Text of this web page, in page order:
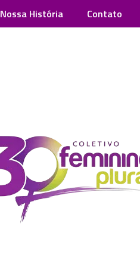
Nossa História Contato